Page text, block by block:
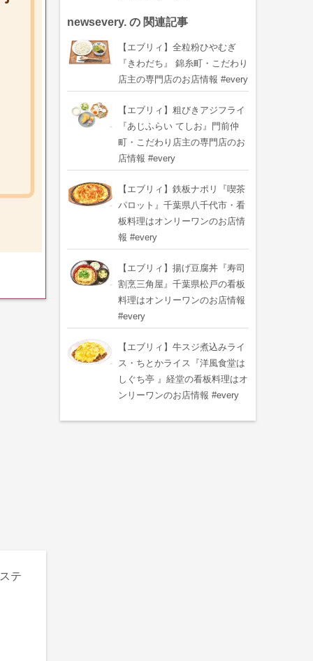
テ
newsevery. の 関連記事
【エブリィ】全粒粉ひやむぎ
『きわだち』 錦糸町・こだわり
店主の専門店のお店情報 #every
【エブリィ】粗びきアジフライ
『あじふらい てしお』門前仲
町・こだわり店主の専門店のお
店情報 #every
【エブリィ】鉄板ナポリ『喫茶
パロット』千葉県八千代市・看
板料理はオンリーワンのお店情
報 #every
【エブリィ】揚げ豆腐丼『寿司
割烹三角屋』千葉県松戸の看板
料理はオンリーワンのお店情報
#every
【エブリィ】牛スジ煮込みライ
ス・ちとかライス『洋風食堂は
しぐち亭 』経堂の看板料理はオ
ンリーワンのお店情報 #every